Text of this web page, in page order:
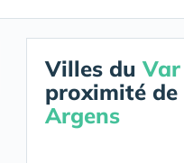
Villes duVar
proximité de
Argens